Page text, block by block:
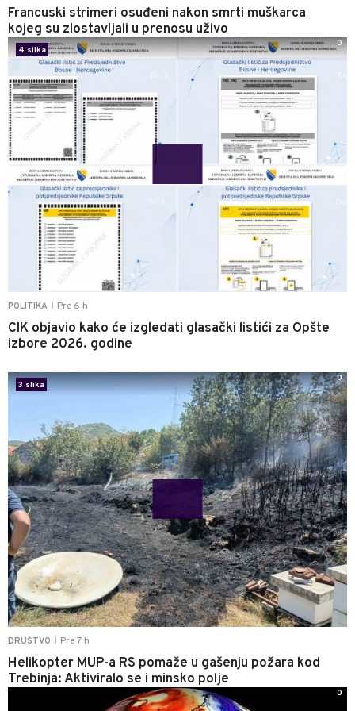
Francuski strimeri osuđeni nakon smrti muškarca
kojeg su zlostavljali u prenosu uživo
POLITIKA Pre 6 h
CIK objavio kako će izgledati glasački listići za Opšte
izbore 2026. godine
4 slika
0
DRUŠTVO Pre 7 h
Helikopter MUP-a RS pomaže u gašenju požara kod
Trebinja: Aktiviralo se i minsko polje
3 slika
0
0